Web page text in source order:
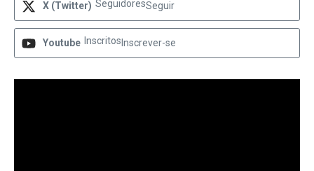
X (Twitter) SeguidoresSeguir
Youtube Inscritos Inscrever-se